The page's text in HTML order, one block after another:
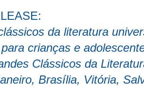
da literatura
crianças e
Clássicos da
Brasília, Vitória,